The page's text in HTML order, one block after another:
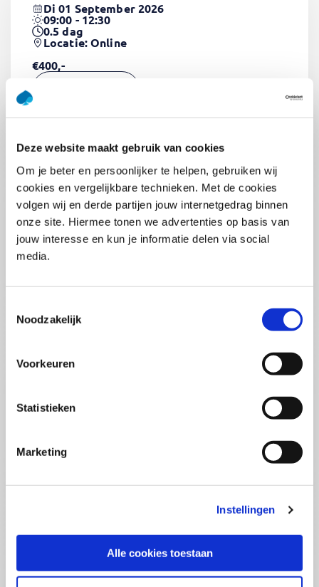
Deze website maakt gebruik van cookies
Om je beter en persoonlijker te helpen, gebruiken wij
cookies en vergelijkbare technieken. Met de cookies
volgen wij en derde partijen jouw internetgedrag binnen
onze site. Hiermee tonen we advertenties op basis van
jouw interesse en kun je informatie delen via social
media.
Noodzakelijk
Voorkeuren
Statistieken
Marketing
Instellingen
Alle cookies toestaan
Di 01 September 2026
09:00 - 12:30
0.5dag
Locatie: Online
€400,-
Pega Certified System Architect
(PCSA)(EN)
Di 01 September 2026
09:00 - 16:30
5dagen
Locatie: Online
€3595,-
(EN)
Locatie: Online
Inschrijven
Do 03 September 2026
2dagen